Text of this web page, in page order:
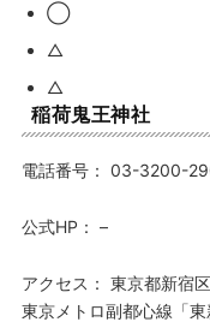
◯
△
△
稲荷鬼王神社
電話番号： 03-3200-
公式HP： –
アクセス： 東京都新宿
東京メトロ副都心線「